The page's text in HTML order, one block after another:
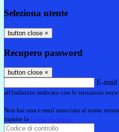
Seleziona utente
button close ×
Recupero password
button close ×
E-mail
all'indirizzo indicato con le istruzioni
Non hai una e-mail associata al nome
tramite la Login Spaggiari